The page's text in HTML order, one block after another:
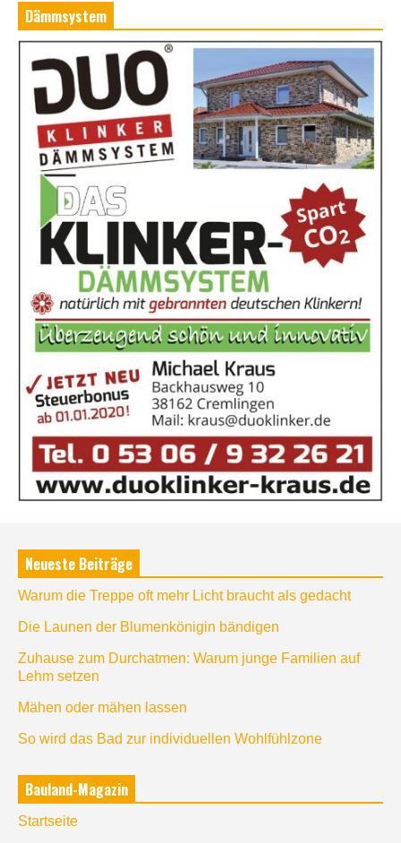
Dämmsystem
Neueste Beiträge
Warum die Treppe oft mehr Licht braucht als gedacht
Die Launen der Blumenkönigin bändigen
Zuhause zum Durchatmen: Warum junge Familien auf
Lehm setzen
Mähen oder mähen lassen
So wird das Bad zur individuellen Wohlfühlzone
Bauland-Magazin
Startseite